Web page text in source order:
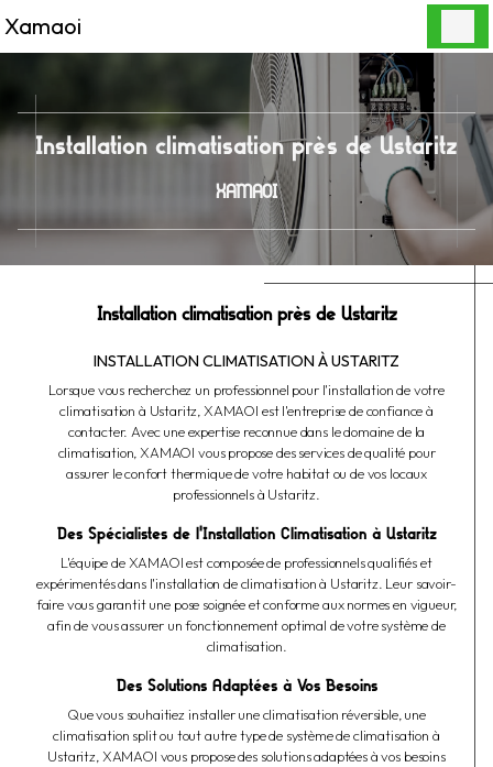
Xamaoi
Installation climatisation près de Ustaritz
XAMAOI
Installation climatisation près de Ustaritz
INSTALLATION CLIMATISATION À USTARITZ
Lorsque vous recherchez un professionnel pour l'installation de votre
climatisation à Ustaritz, XAMAOI est l'entreprise de confiance à
contacter. Avec une expertise reconnue dans le domaine de la
climatisation, XAMAOI vous propose des services de qualité pour
assurer le confort thermique de votre habitat ou de vos locaux
professionnels à Ustaritz.
Des Spécialistes de l'Installation Climatisation à Ustaritz
L'équipe de XAMAOI est composée de professionnels qualifiés et
expérimentés dans l'installation de climatisation à Ustaritz. Leur savoir-
faire vous garantit une pose soignée et conforme aux normes en vigueur,
afin de vous assurer un fonctionnement optimal de votre système de
climatisation.
Des Solutions Adaptées à Vos Besoins
Que vous souhaitiez installer une climatisation réversible, une
climatisation split ou tout autre type de système de climatisation à
Ustaritz, XAMAOI vous propose des solutions adaptées à vos besoins